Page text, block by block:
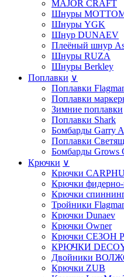
MAJOR CRAFT
Шнуры
Шнуры YGK
Шнур DUNAEV
Плеёный шнур
Шнуры RUZA
Шнуры Berkley
Поплавки ∨
Поплавки
Поплавки
Зимние поплавки
Поплавки Shark
Бомбарды Garry
Поплавки
Бомбарды Grows
Крючки ∨
Крючки
Крючки фидерно-
Крючки
Тройники
Крючки Dunaev
Крючки Owner
Крючки СЕЗОН
КРЮЧКИ
Двойники
Крючки ZUB